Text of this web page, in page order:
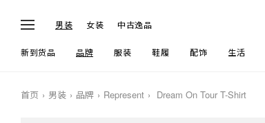
男装 女装 中古逸品
新到货品 品牌 服装 鞋履 配饰 生活
首页 男装 品牌 Represent Dream On Tour T-Shirt